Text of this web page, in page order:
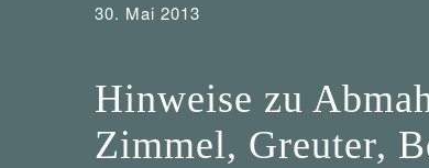
30. Mai 2013
Hinweise zu
Zimmel, Greuter,